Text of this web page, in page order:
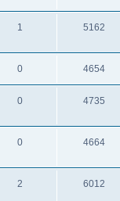
1 5162
0 4654
0 4735
0 4664
2 6012